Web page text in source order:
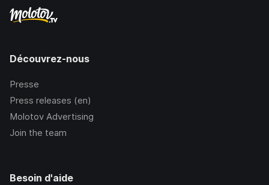
Découvrez-nous
Presse
Press releases (en)
Molotov Advertising
Join the team
Besoin d'aide